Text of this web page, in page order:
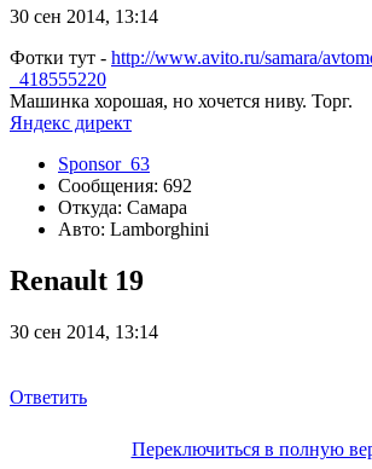
30 сен 2014, 13:14
Фотки тут - http://www.avito.ru/samara/
_418555220
Машинка хорошая, но хочется ниву. Торг.
Яндекс директ
Sponsor_63
Сообщения: 692
Откуда: Самара
Авто: Lamborghini
Renault 19
30 сен 2014, 13:14
Ответить
Переключиться в полную